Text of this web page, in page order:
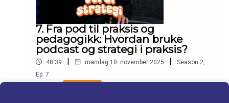
7. Fra pod til praksis og
pedagogikk: Hvordan bruke
podcast og strategi i praksis?
48:39 | mandag 10. november 2025 | Season 2,
Ep. 7